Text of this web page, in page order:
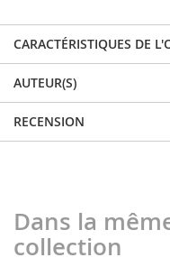
CARACTÉRISTIQUES DE
AUTEUR(S)
RECENSION
Dans la
collection